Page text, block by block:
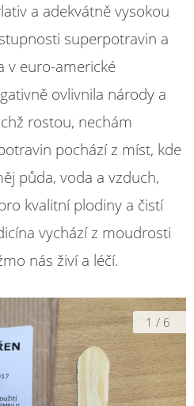
a adekvátně vysokou
superpotravin a
v euro-americké
ovlivnila národy a
rostou, nechám
pochází z míst, kde
půda, voda a vzduch,
kvalitní plodiny a čistí
vychází z moudrosti
nás živí a léčí.
1 / 6